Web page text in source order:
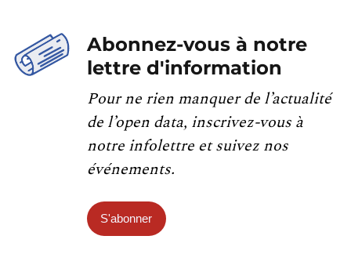
Abonnez-vous à notre
lettre d'information
Pour ne rien manquer de l’actualité
de l’open data, inscrivez-vous à
notre infolettre et suivez nos
événements.
S'abonner